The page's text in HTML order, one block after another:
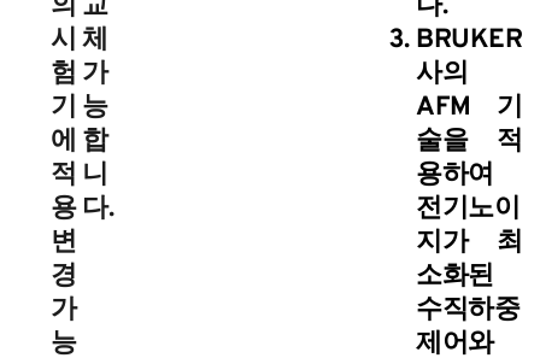
의
시
험
기
에
적
용
변
경
가
능
교
체
가
능
합
니
다.
다.
BRUKER
사의
AFM 기
술을 적
용하여
전기노이
지가 최
소화된
수직하중
제어와